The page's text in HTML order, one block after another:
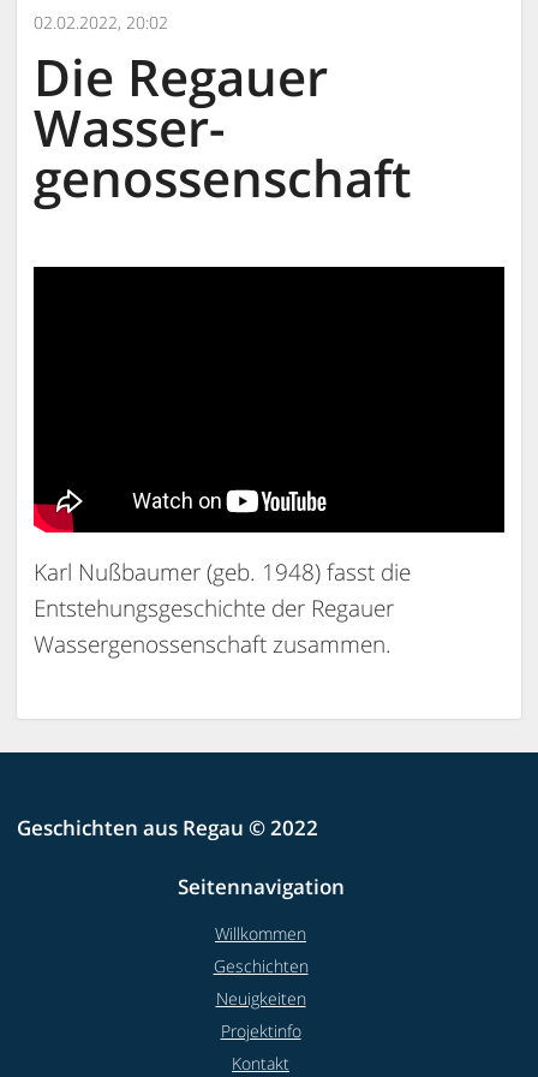
02.02.2022, 20:02
Die Regauer
Wasser-
genossenschaft
Karl Nußbaumer (geb. 1948) fasst die
Entstehungsgeschichte der Regauer
Wassergenossenschaft zusammen.
Geschichten aus Regau © 2022
Seitennavigation
Willkommen
Geschichten
Neuigkeiten
Projektinfo
Kontakt